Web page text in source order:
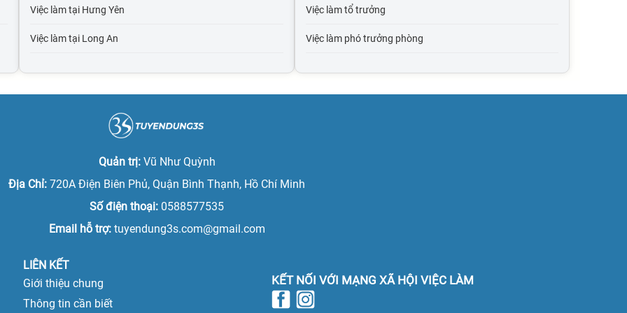
Việc làm tại Hưng Yên
Việc làm tại Long An
Việc làm tại Hải Phòng
Việc làm tại Bắc Giang
Việc làm tại Cao Bằng
Việc làm tại Điện Biên
Việc làm tại Hà Giang
Việc làm tại Hà Nam
Việc làm tổ trưởng
Việc làm phó trưởng phòng
Việc làm phó giám đốc
Quản trị: Vũ Như Quỳnh
Địa Chỉ: 720A Điện Biên Phủ, Quận Bình Thạnh, Hồ Chí Minh
Số điện thoại: 0588577535
Email hỗ trợ: tuyendung3s.com@gmail.com
LIÊN KẾT
Giới thiệu chung
Thông tin cần biết
KẾT NỐI VỚI MẠNG XÃ HỘI VIỆC LÀM